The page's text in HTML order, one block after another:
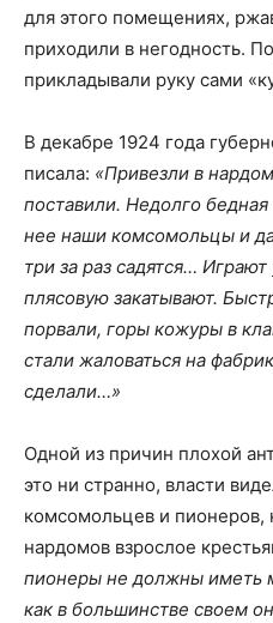
для этого помещениях,
приходили в негодность.
прикладывали руку сами
В декабре 1924 года
писала: «Привезли в
поставили. Недолго
нее наши комсомольцы и
три за раз садятся…
плясовую закатывают.
порвали, горы кожуры в
стали жаловаться на
сделали…»
Одной из причин плохой
это ни странно, власти
комсомольцев и пионеров,
нардомов взрослое
пионеры не должны иметь
как в большинстве своем